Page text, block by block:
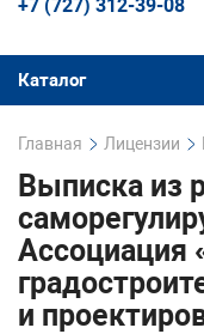
+7 (727) 312-39-08
Каталог
Главная Лицензии
Выписка из
Ассоциация
и